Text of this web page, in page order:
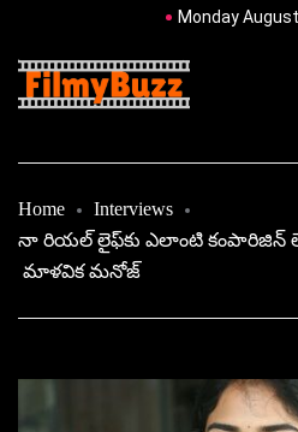
Monday
Home
Interviews
నా రియల్‌ లైఫ్‌కు ఎలాంటి కంపారిజిన్‌
మాళవిక మనోజ్‌